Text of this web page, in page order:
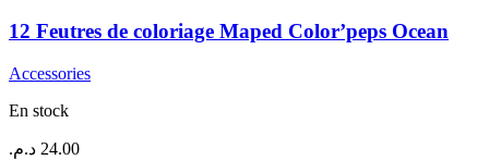
12 Feutres de coloriage Maped Color’peps Ocean
Accessories
En stock
24.00 د.م.